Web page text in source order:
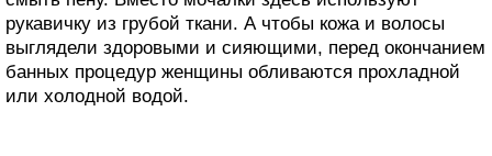
рукавичку из грубой ткани. А чтобы кожа и волосы
выглядели здоровыми и сияющими, перед окончанием
банных процедур женщины обливаются прохладной
или холодной водой.